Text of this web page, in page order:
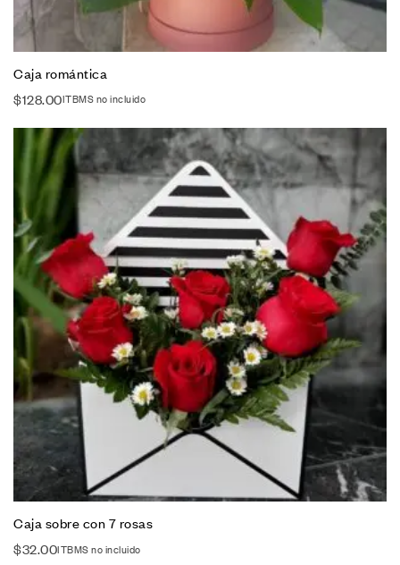
Caja romántica
$128.00ITBMS no incluido
Caja sobre con 7 rosas
$32.00ITBMS no incluido